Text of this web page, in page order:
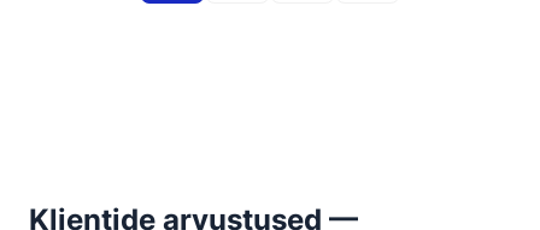
Klientide arvustused —